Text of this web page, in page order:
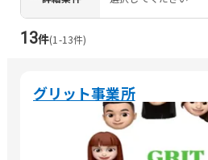
13件(1 -13件)
グリット事業所